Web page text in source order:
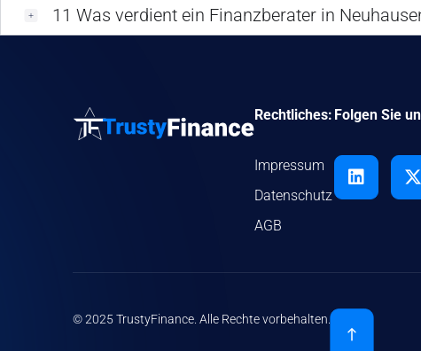
11 Was verdient ein Finanzberater in
Rechtliches:
Impressum
Datenschutz
AGB
Folgen Sie
© 2025 TrustyFinance. Alle Rechte vorbehalten.